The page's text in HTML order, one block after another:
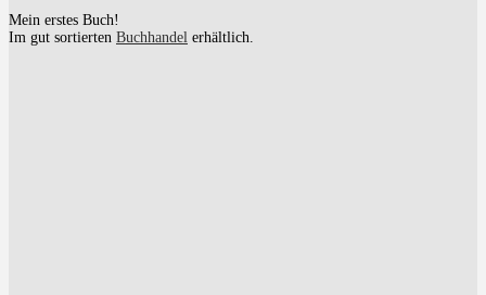
Mein erstes Buch!
Im gut sortierten Buchhandel erhältlich.